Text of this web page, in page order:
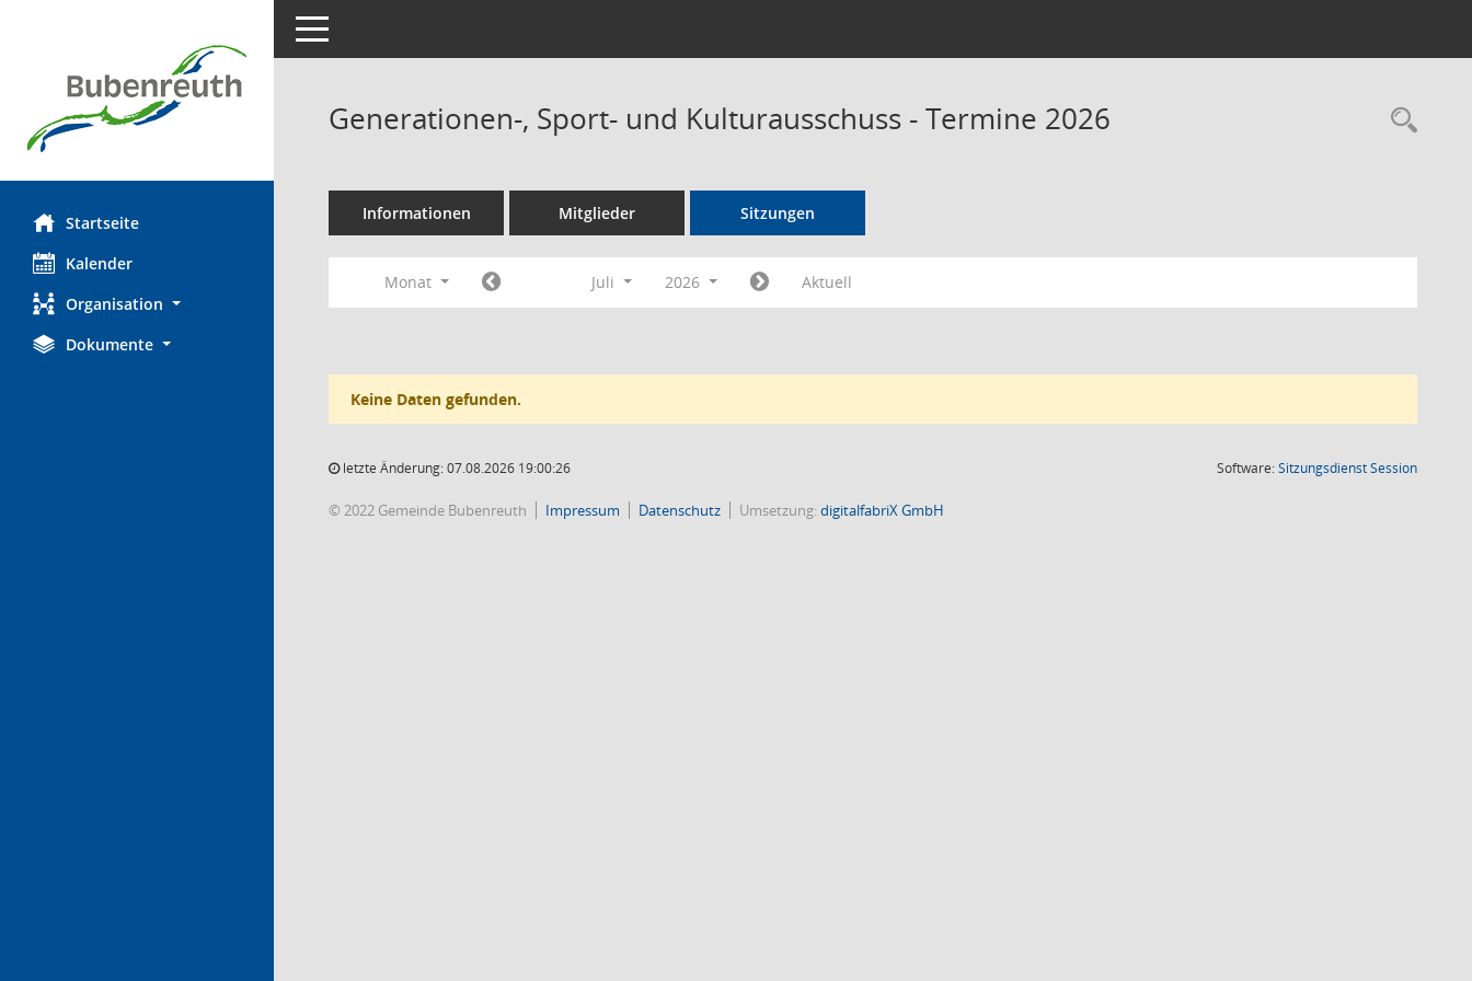
Startseite
Kalender
Organisation
Dokumente
Toggle navigation
Generationen-, Sport- und Kulturausschuss - Termine 2026
Informationen Mitglieder Sitzungen
Monat Juli 2026 Aktuell
Keine Daten gefunden.
letzte Änderung: 07.08.2026 19:00:26 Software:SitzungsdienstSession(Wird in
© 2022 Gemeinde Bubenreuth Impressum Datenschutz Umsetzung:digitalfabriX GmbH